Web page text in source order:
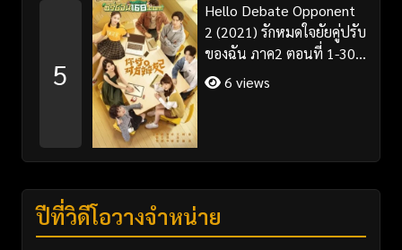
5
Hello Debate Opponent
2 (2021) รักหมดใจยัยคู่ปรับ
ของฉัน ภาค2 ตอนที่ 1-30
จบ ซับไทย
6 views
ปีที่วิดีโอวางจำหน่าย